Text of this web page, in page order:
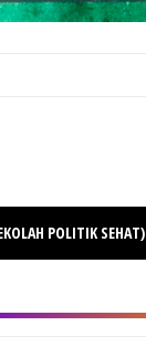
POLITIK SEHAT)